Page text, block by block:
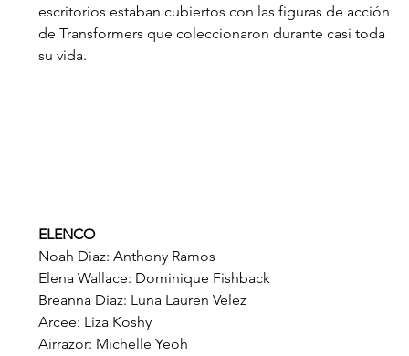
escritorios estaban cubiertos con las figuras de acción
de Transformers que coleccionaron durante casi toda
su vida.
ELENCO
Noah Diaz: Anthony Ramos
Elena Wallace: Dominique Fishback
Breanna Diaz: Luna Lauren Velez
Arcee: Liza Koshy
Airrazor: Michelle Yeoh